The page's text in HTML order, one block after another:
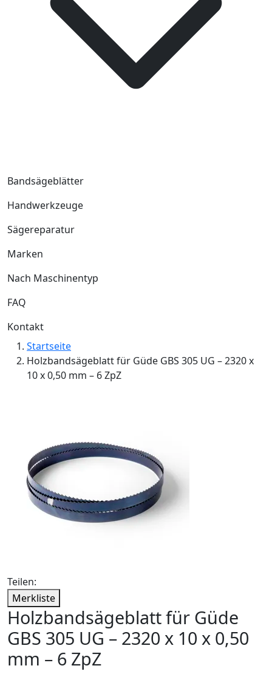
Bandsägeblätter
Handwerkzeuge
Sägereparatur
Marken
Nach Maschinentyp
FAQ
Kontakt
Startseite
Holzbandsägeblatt für Güde GBS 305 UG – 2320 x
10 x 0,50 mm – 6 ZpZ
Teilen:
Merkliste
Holzbandsägeblatt für Güde
GBS 305 UG – 2320 x 10 x 0,50
mm – 6 ZpZ